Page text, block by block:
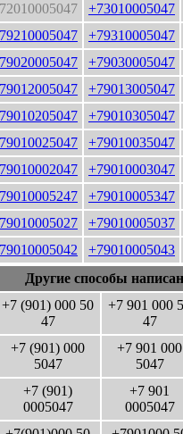
+73010005047
+79310005047
+79030005047
+79013005047
+79010305047
+79010035047
+79010003047
+79010005347
+79010005037
+79010005043
Другие способы
+7 (901) 000 50
47
+7 901 000
47
+7 (901) 000
5047
+7 901 000
5047
+7 (901)
0005047
+7 901
0005047